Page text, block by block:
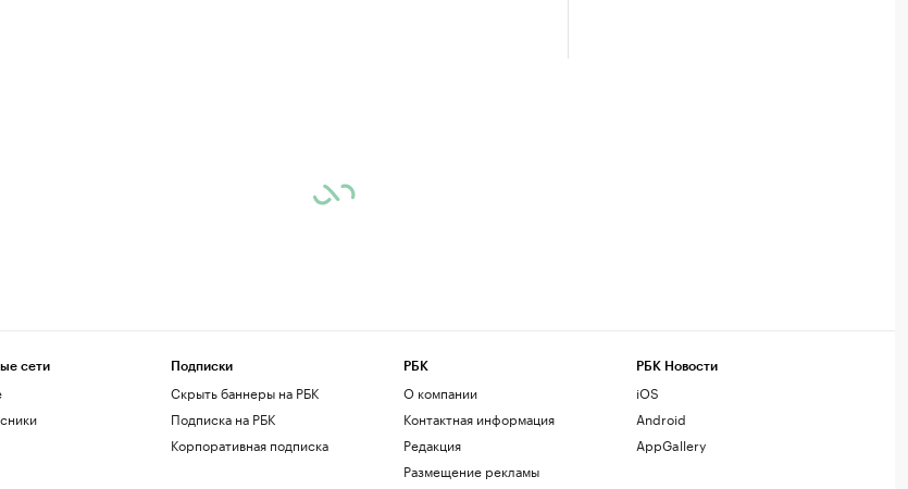
сети Подписки
Скрыть баннеры на РБК
Подписка на РБК
Корпоративная подписка
РБК
О компании
Контактная информация
Редакция
Размещение рекламы
РБК Новости
iOS
Android
AppGallery